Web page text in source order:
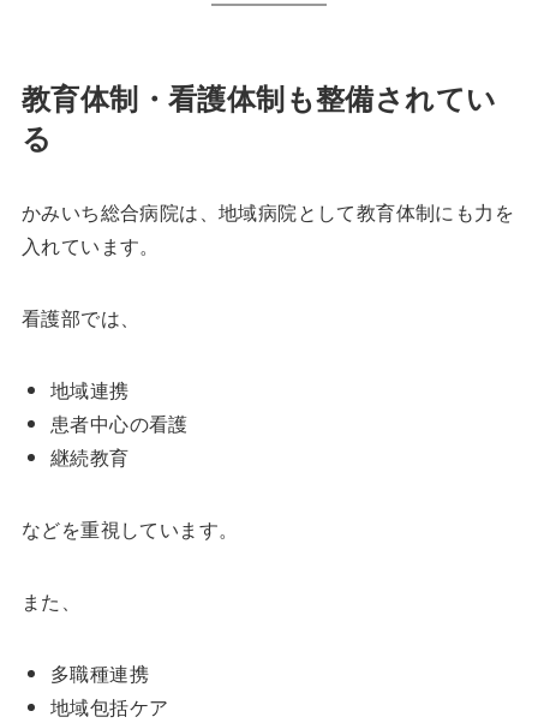
教育体制・看護体制も整備されてい
る
かみいち総合病院は、地域病院として教育体制にも力を
入れています。
看護部では、
地域連携
患者中心の看護
継続教育
などを重視しています。
また、
多職種連携
地域包括ケア